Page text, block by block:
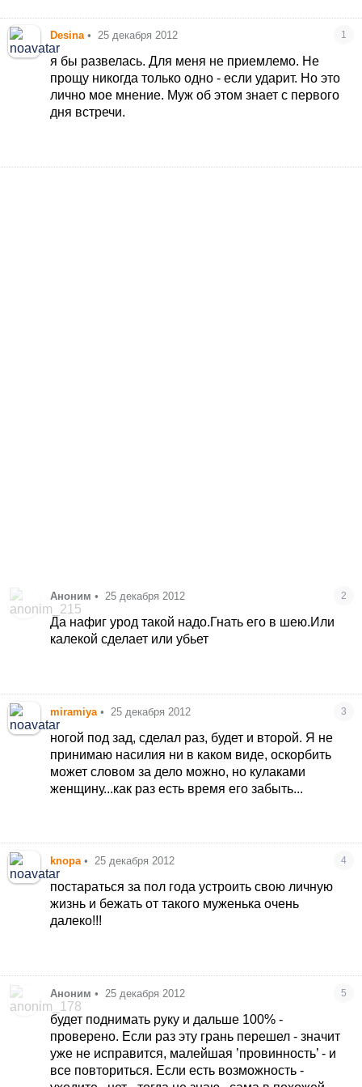
Desina • 25 декабря 2012 1
я бы развелась. Для меня не приемлемо. Не
прощу никогда только одно - если ударит. Но это
лично мое мнение. Муж об этом знает с первого
дня встречи.
Аноним • 25 декабря 2012 2
Да нафиг урод такой надо.Гнать его в шею.Или
калекой сделает или убьет
miramiya • 25 декабря 2012 3
ногой под зад, сделал раз, будет и второй. Я не
принимаю насилия ни в каком виде, оскорбить
может словом за дело можно, но кулаками
женщину...как раз есть время его забыть...
knopa • 25 декабря 2012 4
постараться за пол года устроить свою личную
жизнь и бежать от такого муженька очень
далеко!!!
Аноним • 25 декабря 2012 5
будет поднимать руку и дальше 100% -
проверено. Если раз эту грань перешел - значит
уже не исправится, малейшая ’провинность’ - и
все повториться. Если есть возможность -